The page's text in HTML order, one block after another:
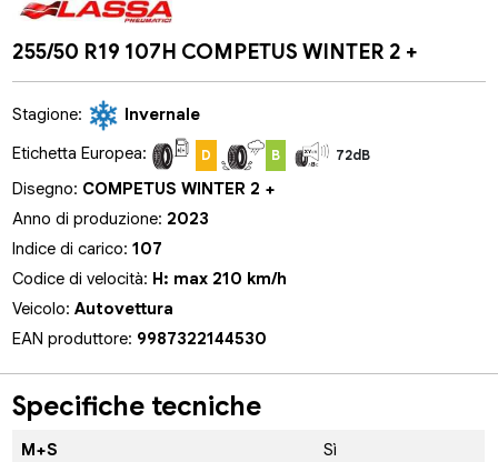
255/50 R19 107H COMPETUS WINTER 2 +
Stagione:
Invernale
Etichetta Europea:
D B 72dB
Disegno: COMPETUS WINTER 2 +
Anno di produzione: 2023
Indice di carico:107
Codice di velocità: H: max 210 km/h
Veicolo:Autovettura
EAN produttore: 9987322144530
Specifiche tecniche
M+S Sì